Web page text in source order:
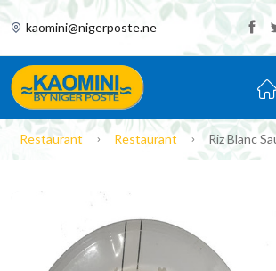
kaomini@nigerposte.ne
Restaurant Restaurant Riz Blanc